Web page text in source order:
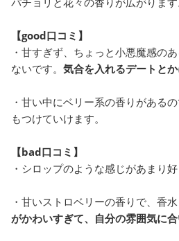
【good口コミ】
・甘すぎず、ちょっと小悪魔感の
ないです。 気合を入れるデートと
・甘い中にベリー系の香りがある
もつけていけます。
【bad口コミ】
・シロップのような感じがあまり
・甘いストロベリーの香りで、香水
がかわいすぎて、自分の雰囲気に合